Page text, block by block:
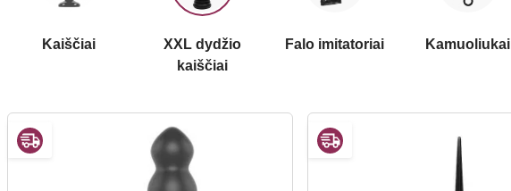
Kaiščiai
XXL dydžio
kaiščiai
Falo imitatoriai Kamuoliukai